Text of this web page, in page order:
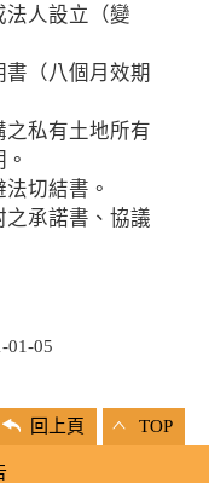
人設立（變
（八個月效期
之私有土地所有
切結書。
之承諾書、協議
01-05
回上頁 TOP